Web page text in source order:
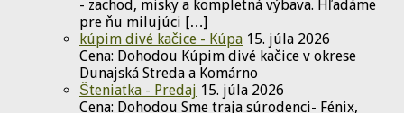
- zachod, misky a kompletná výbava. Hľadáme
pre ňu milujúci […]
kúpim divé kačice - Kúpa 15. júla 2026
Cena: Dohodou Kúpim divé kačice v okrese
Dunajská Streda a Komárno
Šteniatka - Predaj 15. júla 2026
Cena: Dohodou Sme traja súrodenci- Fénix,